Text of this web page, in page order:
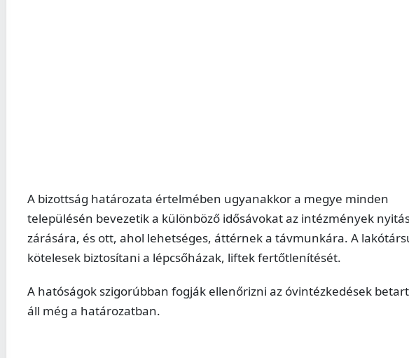
A bizottság határozata értelmében ugyanakkor a megye minden
településén bevezetik a különböző idősávokat az intézmények
zárására, és ott, ahol lehetséges, áttérnek a távmunkára. A
kötelesek biztosítani a lépcsőházak, liftek fertőtlenítését.
A hatóságok szigorúbban fogják ellenőrizni az óvintézkedések
áll még a határozatban.